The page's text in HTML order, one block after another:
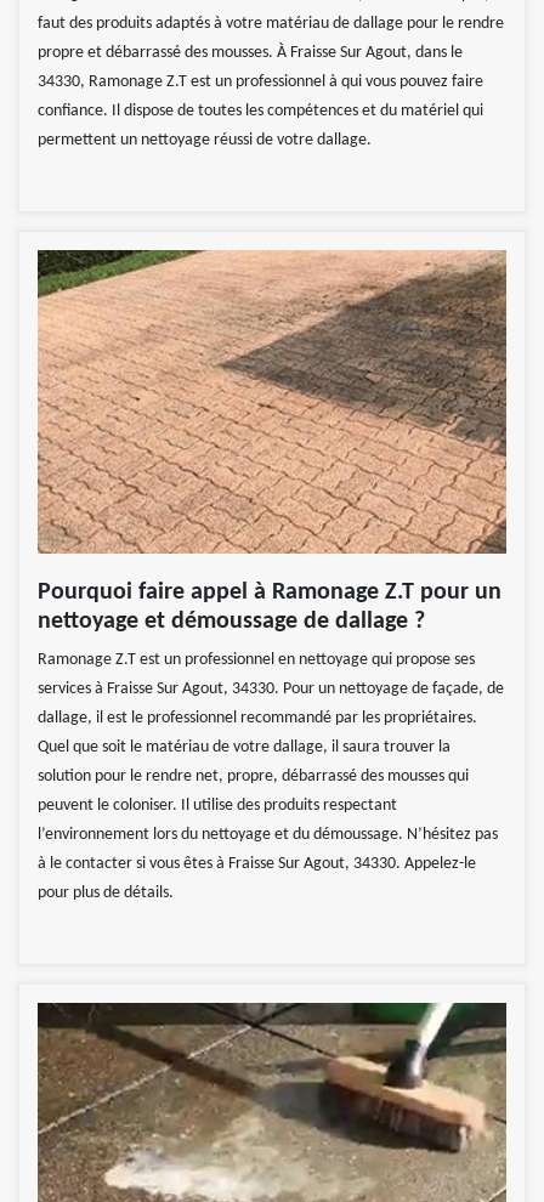
faut des produits adaptés à votre matériau de dallage pour le rendre
propre et débarrassé des mousses. À Fraisse Sur Agout, dans le
34330, Ramonage Z.T est un professionnel à qui vous pouvez faire
confiance. Il dispose de toutes les compétences et du matériel qui
permettent un nettoyage réussi de votre dallage.
Pourquoi faire appel à Ramonage Z.T pour un
nettoyage et démoussage de dallage ?
Ramonage Z.T est un professionnel en nettoyage qui propose ses
services à Fraisse Sur Agout, 34330. Pour un nettoyage de façade, de
dallage, il est le professionnel recommandé par les propriétaires.
Quel que soit le matériau de votre dallage, il saura trouver la
solution pour le rendre net, propre, débarrassé des mousses qui
peuvent le coloniser. Il utilise des produits respectant
l’environnement lors du nettoyage et du démoussage. N’hésitez pas
à le contacter si vous êtes à Fraisse Sur Agout, 34330. Appelez-le
pour plus de détails.